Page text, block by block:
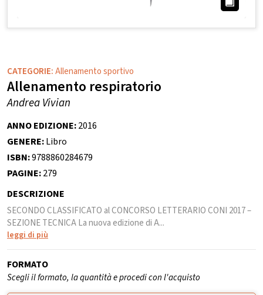
CATEGORIE:Allenamento sportivo
Allenamento respiratorio
Andrea Vivian
ANNO EDIZIONE:2016
GENERE:Libro
ISBN:9788860284679
PAGINE:279
DESCRIZIONE
SECONDO CLASSIFICATO al CONCORSO LETTERARIO CONI 2017 –
SEZIONE TECNICA La nuova edizione di A...
leggi di più
FORMATO
Scegli il formato, la quantità e procedi con l'acquisto